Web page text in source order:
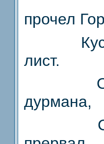
прочел
лист.
дурмана,